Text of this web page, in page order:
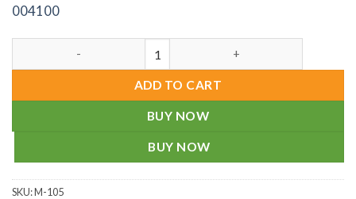
004100
ADD TO CART
BUY NOW
BUY NOW
SKU:M-105